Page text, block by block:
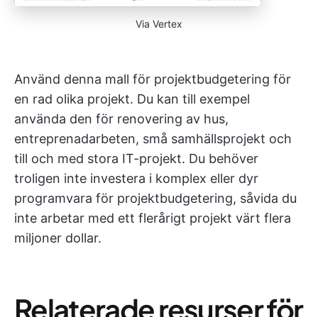
Via Vertex
Använd denna mall för projektbudgetering för
en rad olika projekt. Du kan till exempel
använda den för renovering av hus,
entreprenadarbeten, små samhällsprojekt och
till och med stora IT-projekt. Du behöver
troligen inte investera i komplex eller dyr
programvara för projektbudgetering, såvida du
inte arbetar med ett flerårigt projekt värt flera
miljoner dollar.
Relaterade resurser för